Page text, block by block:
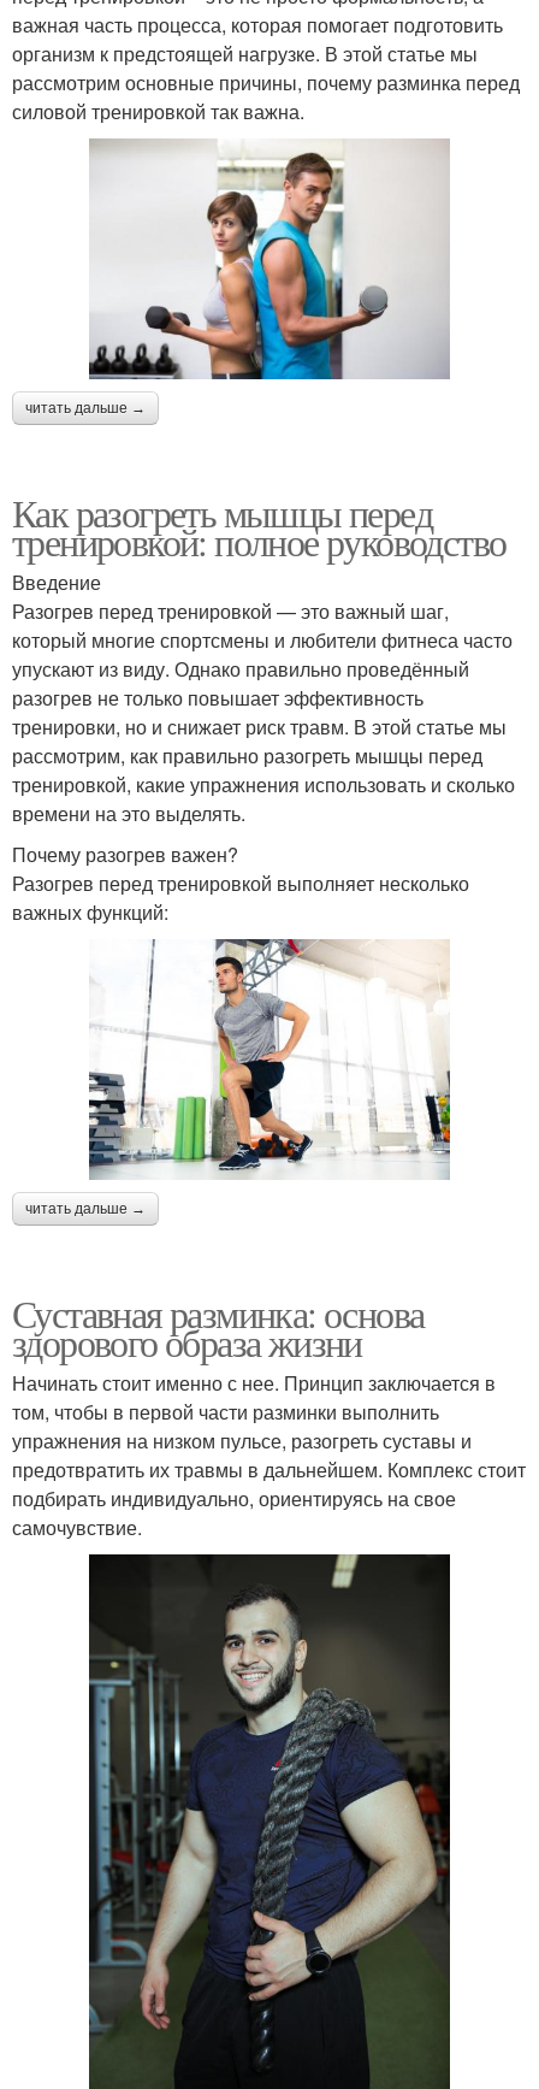
важная часть процесса, которая помогает подготовить
организм к предстоящей нагрузке. В этой статье мы
рассмотрим основные причины, почему разминка перед
силовой тренировкой так важна.
читать дальше →
Как разогреть мышцы перед
тренировкой: полное руководство
Введение
Разогрев перед тренировкой — это важный шаг,
который многие спортсмены и любители фитнеса часто
упускают из виду. Однако правильно проведённый
разогрев не только повышает эффективность
тренировки, но и снижает риск травм. В этой статье мы
рассмотрим, как правильно разогреть мышцы перед
тренировкой, какие упражнения использовать и сколько
времени на это выделять.
Почему разогрев важен?
Разогрев перед тренировкой выполняет несколько
важных функций:
читать дальше →
Суставная разминка: основа
здорового образа жизни
Начинать стоит именно с нее. Принцип заключается в
том, чтобы в первой части разминки выполнить
упражнения на низком пульсе, разогреть суставы и
предотвратить их травмы в дальнейшем. Комплекс стоит
подбирать индивидуально, ориентируясь на свое
самочувствие.